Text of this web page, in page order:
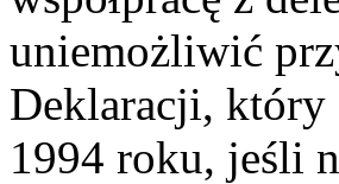
uniemożliwić
Deklaracji, który
1994 roku, jeśli